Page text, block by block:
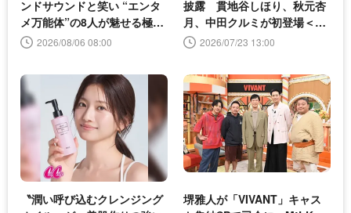
ンドサウンドと笑い “エンタ
メ万能体”の8人が魅せる極上
の夏＜LIVE 2026 Summer B
2026/08/06 08:00
披露 貫地谷しほり、秋元杏
月、中田クルミが初登場＜プ
レバト!!＞
2026/07/23 13:00
〝潤い呼び込むクレンジング
堺雅人が「VIVANT」キャス